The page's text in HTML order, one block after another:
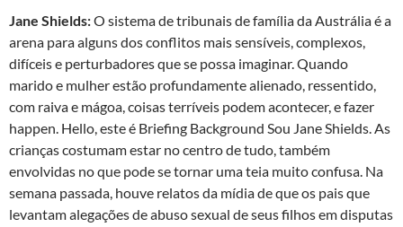
Jane Shields:O sistema de tribunais de família da Austrália é a
arena para alguns dos conflitos mais sensíveis, complexos,
difíceis e perturbadores que se possa imaginar. Quando
marido e mulher estão profundamente alienado, ressentido,
com raiva e mágoa, coisas terríveis podem acontecer, e fazer
happen. Hello, este é Briefing Background Sou Jane Shields. As
crianças costumam estar no centro de tudo, também
envolvidas no que pode se tornar uma teia muito confusa. Na
semana passada, houve relatos da mídia de que os pais que
levantam alegações de abuso sexual de seus filhos em disputas